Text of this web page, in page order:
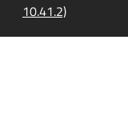
10.41.2)